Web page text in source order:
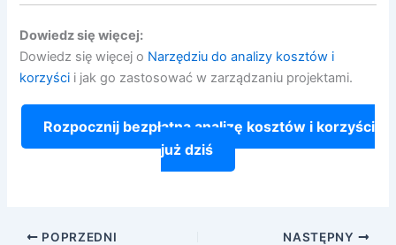
Dowiedz się więcej:
Dowiedz się więcej o Narzędziu do analizy kosztów i
korzyści i jak go zastosować w zarządzaniu projektami.
Rozpocznij bezpłatną analizę kosztów i korzyści
już dziś
POPRZEDNI NASTĘPNY